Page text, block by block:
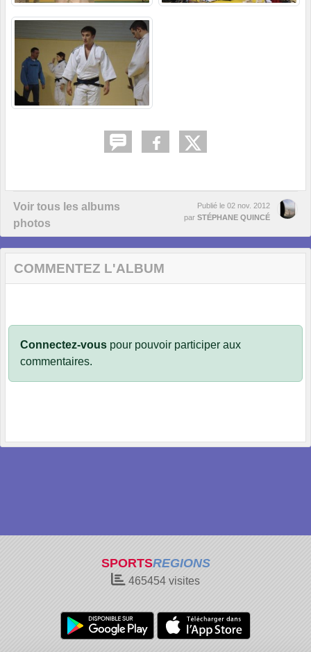
Voir tous les albums
photos
Publié le 02 nov. 2012
par STÉPHANE QUINCÉ
COMMENTEZ L'ALBUM
Connectez-vous pour pouvoir participer aux
commentaires.
SPORTSREGIONS
465454 visites